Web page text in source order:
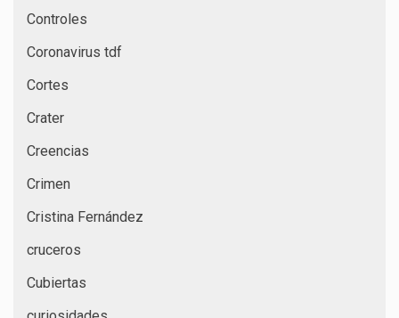
Controles
Coronavirus tdf
Cortes
Crater
Creencias
Crimen
Cristina Fernández
cruceros
Cubiertas